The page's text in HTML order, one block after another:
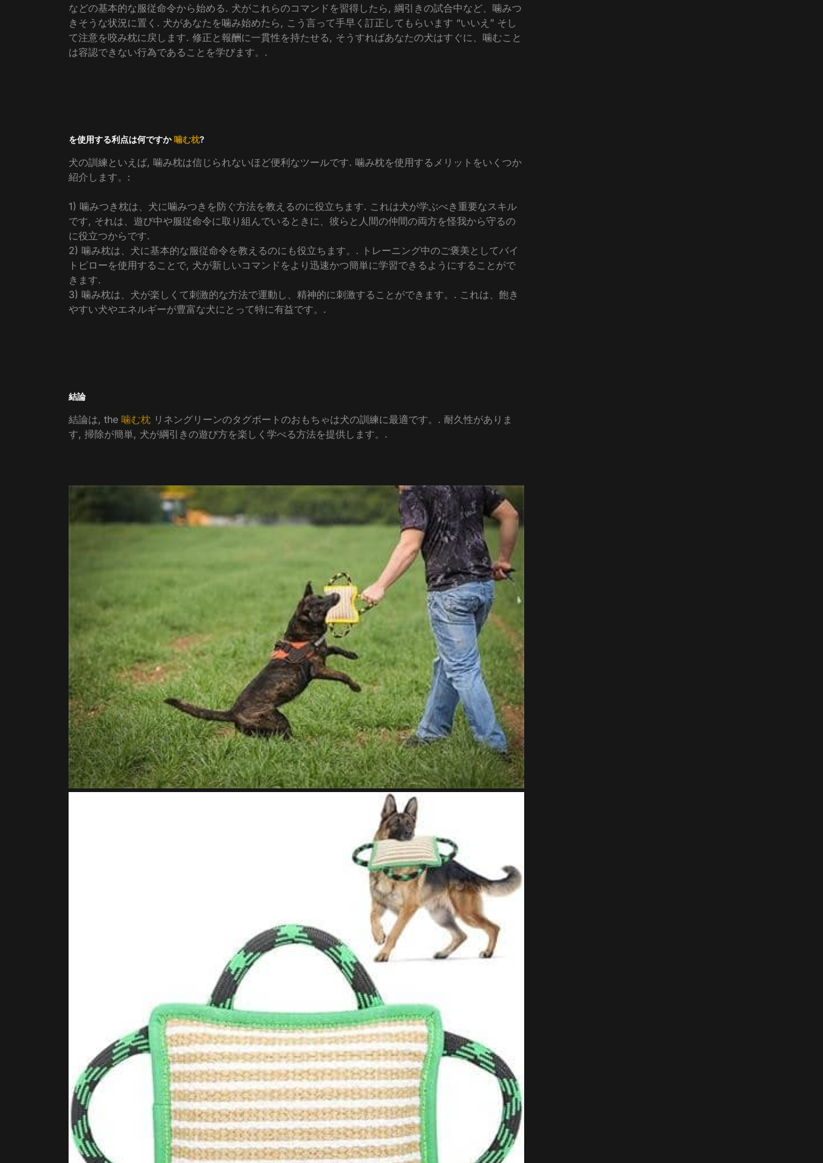
などの基本的な服従命令から始める. 犬がこれらのコマンドを習得したら, 綱引きの試合中など、噛みつ
きそうな状況に置く. 犬があなたを噛み始めたら, こう言って手早く訂正してもらいます “いいえ” そし
て注意を咬み枕に戻します. 修正と報酬に一貫性を持たせる, そうすればあなたの犬はすぐに、噛むこと
は容認できない行為であることを学びます。.
を使用する利点は何ですか噛む枕?
犬の訓練といえば, 噛み枕は信じられないほど便利なツールです. 噛み枕を使用するメリットをいくつか
紹介します。:
1) 噛みつき枕は、犬に噛みつきを防ぐ方法を教えるのに役立ちます. これは犬が学ぶべき重要なスキル
です, それは、遊び中や服従命令に取り組んでいるときに、彼らと人間の仲間の両方を怪我から守るの
に役立つからです.
2) 噛み枕は、犬に基本的な服従命令を教えるのにも役立ちます。. トレーニング中のご褒美としてバイ
トピローを使用することで, 犬が新しいコマンドをより迅速かつ簡単に学習できるようにすることがで
きます.
3) 噛み枕は、犬が楽しくて刺激的な方法で運動し、精神的に刺激することができます。. これは、飽き
やすい犬やエネルギーが豊富な犬にとって特に有益です。.
結論
結論は, the 噛む枕 リネングリーンのタグボートのおもちゃは犬の訓練に最適です。. 耐久性がありま
す, 掃除が簡単, 犬が綱引きの遊び方を楽しく学べる方法を提供します。.